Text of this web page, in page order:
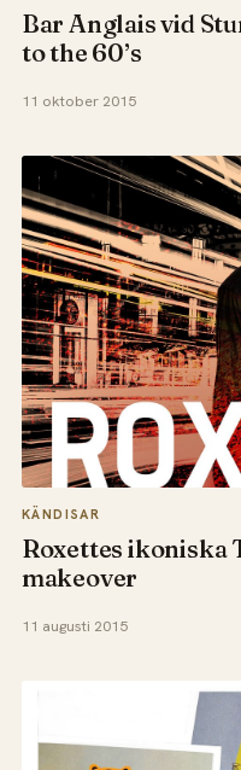
Bar Anglais vid
to the 60’s
11 oktober 2015
KÄNDISAR
Roxettes ikoniska
makeover
11 augusti 2015